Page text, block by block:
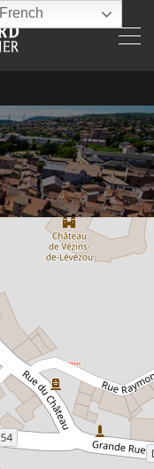
French